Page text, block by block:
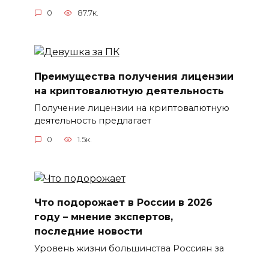
0 87.7к.
Преимущества получения лицензии
на криптовалютную деятельность
Получение лицензии на криптовалютную
деятельность предлагает
0 1.5к.
Что подорожает в России в 2026
году – мнение экспертов,
последние новости
Уровень жизни большинства Россиян за